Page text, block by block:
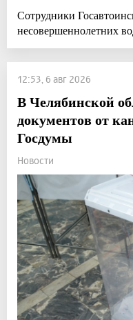
Сотрудники
несовершеннолетних
12:53, 6 авг 2026
В Челябинской
документов от
Госдумы
Новости